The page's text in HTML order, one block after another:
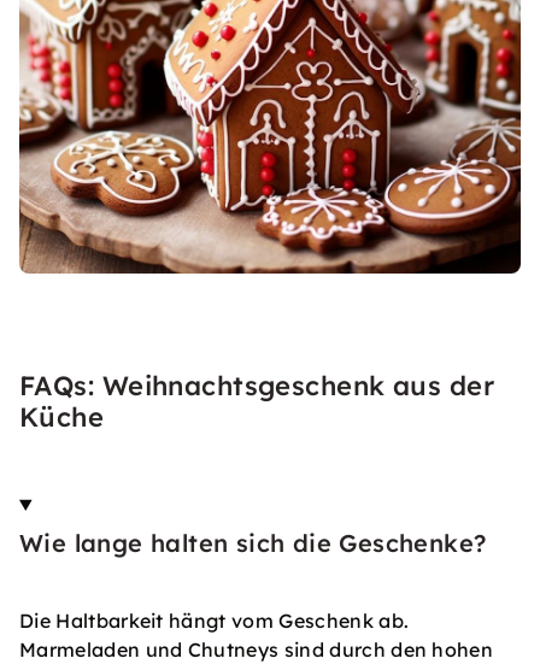
FAQs: Weihnachtsgeschenk aus der
Küche
Wie lange halten sich die Geschenke?
Die Haltbarkeit hängt vom Geschenk ab.
Marmeladen und Chutneys sind durch den hohen